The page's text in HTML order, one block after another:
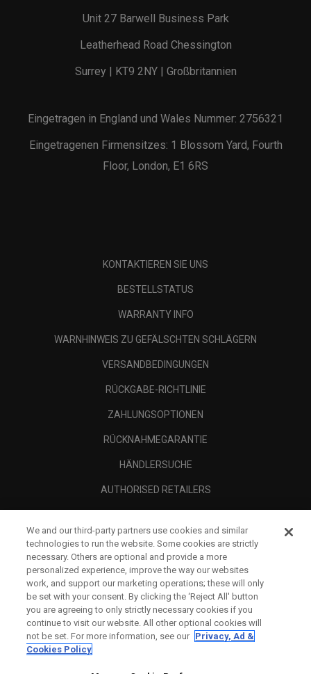
Unit 27 Barwell Business Park
Leatherhead Road Chessington
Surrey | KT9 2NY | Großbritannien
Eingetragen in England und Wales Nummer: 2756321
Eingetragenen Firmensitzes: 1 Blossom Yard, Fourth
Floor, London, E1 6RS
KONTAKTIEREN SIE UNS
BESTELLSTATUS
WARRANTY INFO
WARNHINWEIS ZU GEFÄLSCHTEN SCHLÄGERN
VERSANDBEDINGUNGEN
RÜCKGABE-RICHTLINIE
ZAHLUNGSOPTIONEN
RÜCKNAHMEGARANTIE
HÄNDLERSUCHE
AUTHORISED RETAILERS
UNTERNEHMENSPROFIL
RECHTLICHES-
We and our third-party partners use cookies and similar
technologies to run the website. Some cookies are strictly
necessary. Others are optional and provide a more
personalized experience, improve the way our websites
work, and support our marketing operations; these will only
be set with your consent. By clicking the ‘Reject All' button
you are agreeing to only strictly necessary cookies if you
continue to visit our website. All other optional cookies will
not be set. For more information, see our Privacy, Ad &
Cookies Policy